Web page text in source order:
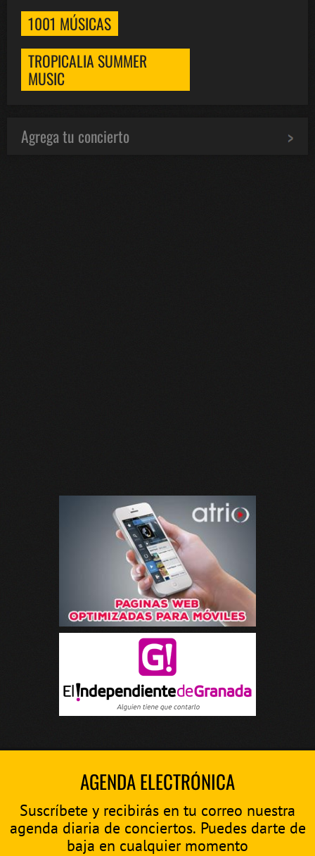
1001 MÚSICAS
TROPICALIA SUMMER
MUSIC
Agrega tu concierto
AGENDA ELECTRÓNICA
Suscríbete y recibirás en tu correo nuestra
agenda diaria de conciertos. Puedes darte de
baja en cualquier momento